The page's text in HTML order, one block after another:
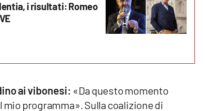
i risultati: Romeo
ai vibonesi: «Da questo momento
programma». Sulla coalizione di